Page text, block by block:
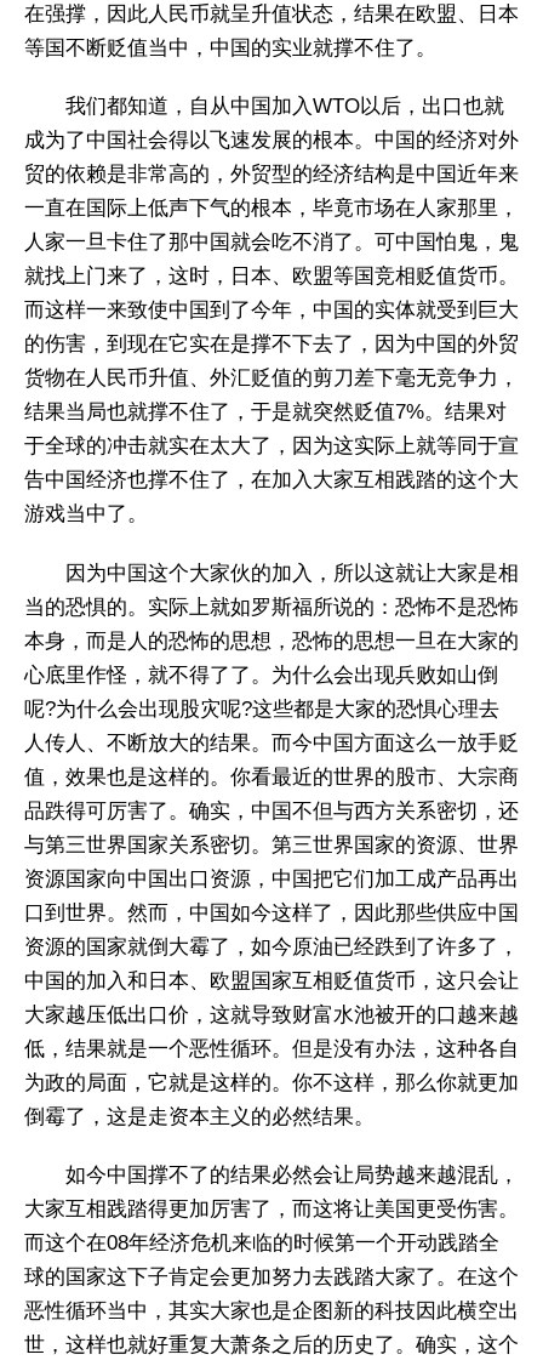
在强撑，因此人民币就呈升值状态，结果在欧盟、日本
等国不断贬值当中，中国的实业就撑不住了。
我们都知道，自从中国加入WTO以后，出口也就
成为了中国社会得以飞速发展的根本。中国的经济对外
贸的依赖是非常高的，外贸型的经济结构是中国近年来
一直在国际上低声下气的根本，毕竟市场在人家那里，
人家一旦卡住了那中国就会吃不消了。可中国怕鬼，鬼
就找上门来了，这时，日本、欧盟等国竞相贬值货币。
而这样一来致使中国到了今年，中国的实体就受到巨大
的伤害，到现在它实在是撑不下去了，因为中国的外贸
货物在人民币升值、外汇贬值的剪刀差下毫无竞争力，
结果当局也就撑不住了，于是就突然贬值7%。结果对
于全球的冲击就实在太大了，因为这实际上就等同于宣
告中国经济也撑不住了，在加入大家互相践踏的这个大
游戏当中了。
因为中国这个大家伙的加入，所以这就让大家是相
当的恐惧的。实际上就如罗斯福所说的：恐怖不是恐怖
本身，而是人的恐怖的思想，恐怖的思想一旦在大家的
心底里作怪，就不得了了。为什么会出现兵败如山倒
呢?为什么会出现股灾呢?这些都是大家的恐惧心理去
人传人、不断放大的结果。而今中国方面这么一放手贬
值，效果也是这样的。你看最近的世界的股市、大宗商
品跌得可厉害了。确实，中国不但与西方关系密切，还
与第三世界国家关系密切。第三世界国家的资源、世界
资源国家向中国出口资源，中国把它们加工成产品再出
口到世界。然而，中国如今这样了，因此那些供应中国
资源的国家就倒大霉了，如今原油已经跌到了许多了，
中国的加入和日本、欧盟国家互相贬值货币，这只会让
大家越压低出口价，这就导致财富水池被开的口越来越
低，结果就是一个恶性循环。但是没有办法，这种各自
为政的局面，它就是这样的。你不这样，那么你就更加
倒霉了，这是走资本主义的必然结果。
如今中国撑不了的结果必然会让局势越来越混乱，
大家互相践踏得更加厉害了，而这将让美国更受伤害。
而这个在08年经济危机来临的时候第一个开动践踏全
球的国家这下子肯定会更加努力去践踏大家了。在这个
恶性循环当中，其实大家也是企图新的科技因此横空出
世，这样也就好重复大萧条之后的历史了。确实，这个